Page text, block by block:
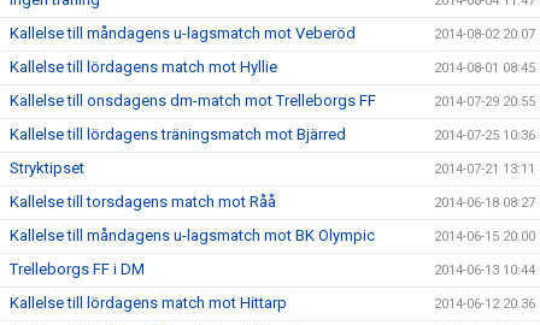
Kallelse till måndagens u-lagsmatch mot Veberöd 2014-08-02 20:07
Kallelse till lördagens match mot Hyllie 2014-08-01 08:45
Kallelse till onsdagens dm-match mot Trelleborgs FF 2014-07-29 20:55
Kallelse till lördagens träningsmatch mot Bjärred 2014-07-25 10:36
Stryktipset 2014-07-21 13:11
Kallelse till torsdagens match mot Råå 2014-06-18 08:27
Kallelse till måndagens u-lagsmatch mot BK Olympic 2014-06-15 20:00
Trelleborgs FF i DM 2014-06-13 10:44
Kallelse till lördagens match mot Hittarp 2014-06-12 20:36